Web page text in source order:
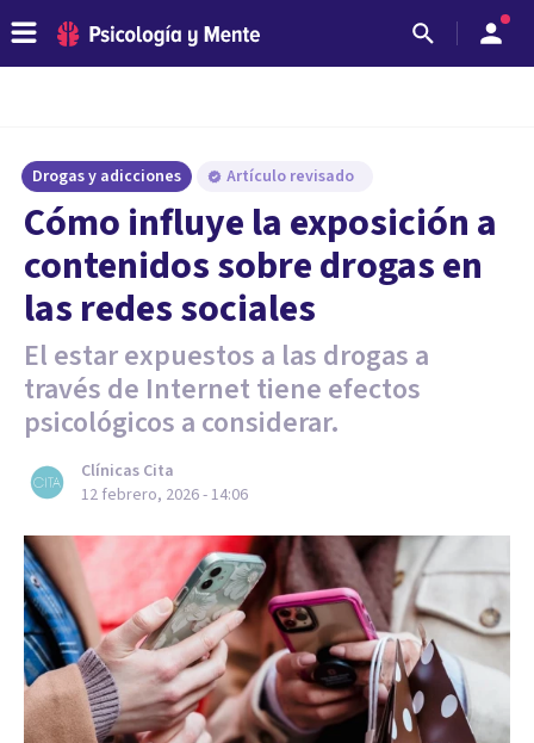
Drogas y adicciones Artículo revisado
Cómo influye la exposición a
contenidos sobre drogas en
las redes sociales
El estar expuestos a las drogas a
través de Internet tiene efectos
psicológicos a considerar.
Clínicas Cita
12 febrero, 2026 - 14:06